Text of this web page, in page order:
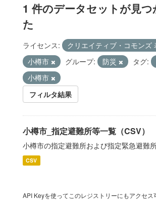
1 件のデータセットが見つ
た
ライセンス: クリエイティブ・コモンズ
小樽市
グループ: 防災 タグ:
小樽市
フィルタ結果
小樽市_指定避難所等一覧（CSV）
小樽市の指定避難所および指定緊急避難
CSV
API Keyを使ってこのレジストリーにもアクセス